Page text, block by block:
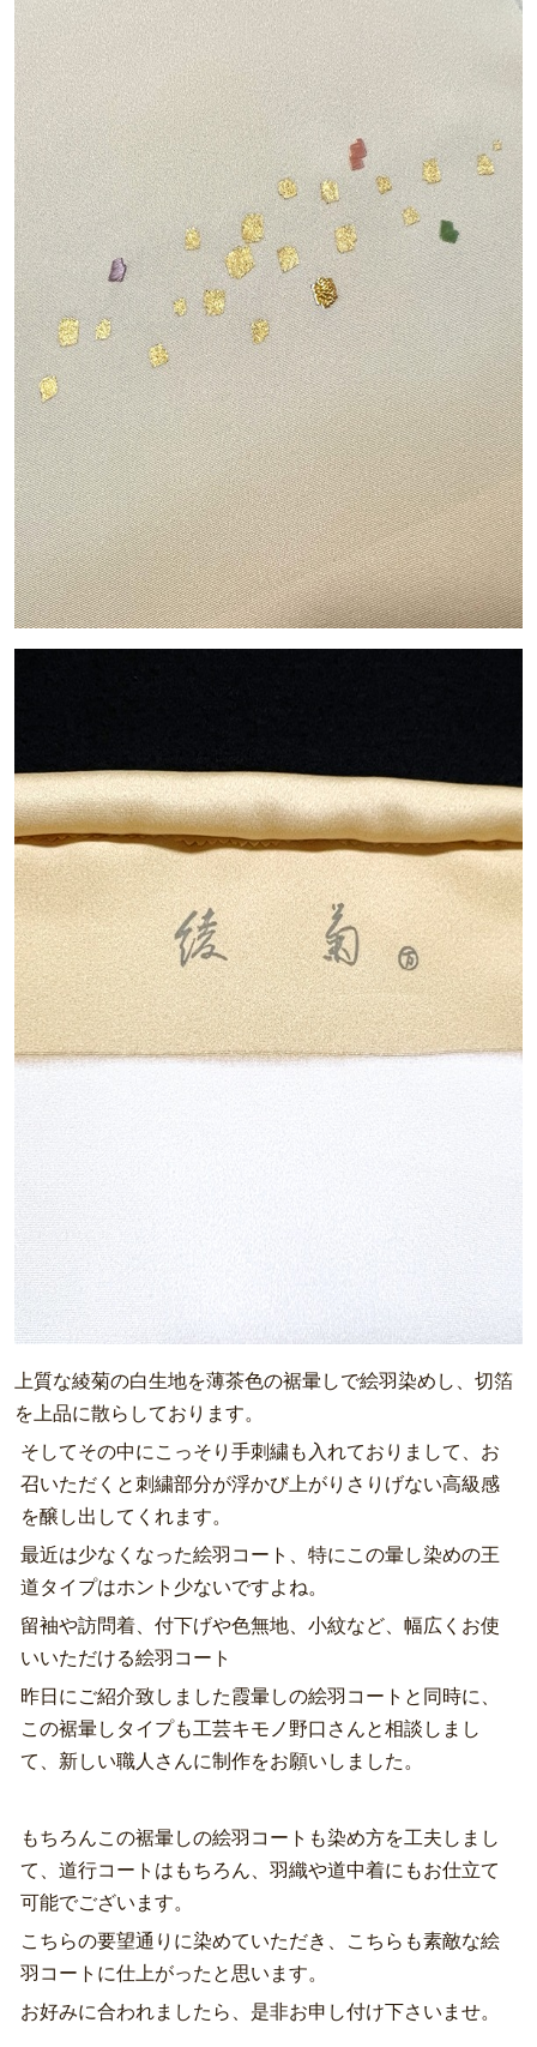
上質な綾菊の白生地を薄茶色の裾暈しで絵羽染めし、切箔
を上品に散らしております。
そしてその中にこっそり手刺繍も入れておりまして、お
召いただくと刺繍部分が浮かび上がりさりげない高級感
を醸し出してくれます。
最近は少なくなった絵羽コート、特にこの暈し染めの王
道タイプはホント少ないですよね。
留袖や訪問着、付下げや色無地、小紋など、幅広くお使
いいただける絵羽コート
昨日にご紹介致しました霞暈しの絵羽コートと同時に、
この裾暈しタイプも工芸キモノ野口さんと相談しまし
て、新しい職人さんに制作をお願いしました。
もちろんこの裾暈しの絵羽コートも染め方を工夫しまし
て、道行コートはもちろん、羽織や道中着にもお仕立て
可能でございます。
こちらの要望通りに染めていただき、こちらも素敵な絵
羽コートに仕上がったと思います。
お好みに合われましたら、是非お申し付け下さいませ。